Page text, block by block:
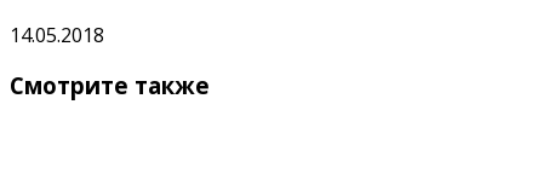
14.05.2018
Смотрите также